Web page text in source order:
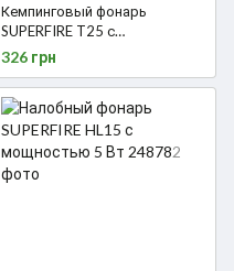
Кемпинговый фонарь
SUPERFIRE T25 с
перезарядкой и мощностью 7
326 грн